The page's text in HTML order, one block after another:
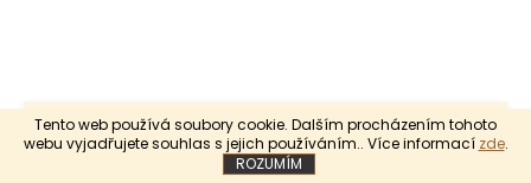
Tento web používá soubory cookie. Dalším procházením tohoto
webu vyjadřujete souhlas s jejich používáním.. Více informací zde.
ROZUMÍM
Nyní trvá odeslání objednávek, které nejsou skladem 4 až 5
týdnů. Děkujeme za pochopení.